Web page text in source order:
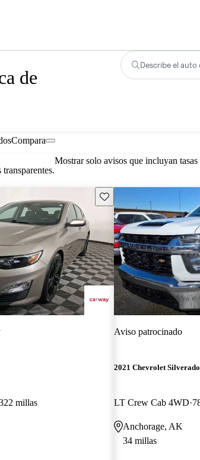
de
Describe el auto
Compara
Mostrar solo avisos que incluyan
Guarda este Aviso
millas
Aviso patrocinado
2021 Chevrolet
LT Crew Cab 4WD
Anchorage, AK
34 millas